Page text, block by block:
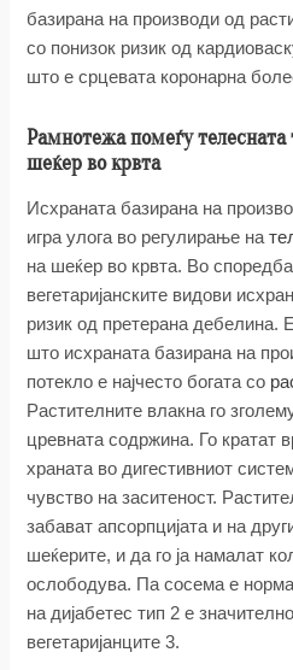
базирана на производи од
со понизок ризик од
што е срцевата коронарна
Рамнотежа помеѓу
шеќер во крвта
Исхраната базирана на
игра улога во регулирање на
на шеќер во крвта. Во
вегетаријанските видови
ризик од претерана дебелина.
што исхраната базирана на
потекло е најчесто богата со
Растителните влакна го
цревната содржина. Го кратат
храната во дигестивниот
чувство на заситеност.
забават апсорпцијата и на
шеќерите, и да го ја намалат
ослободува. Па сосема е
на дијабетес тип 2 е
вегетаријанците 3.